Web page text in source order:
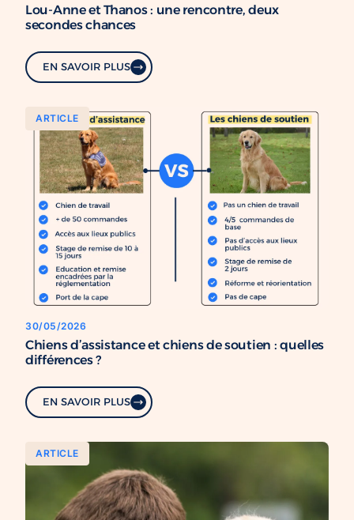
Lou-Anne et Thanos : une rencontre, deux
secondes chances
EN SAVOIR PLUS
ARTICLE
30/05/2026
Chiens d’assistance et chiens de soutien : quelles
différences ?
EN SAVOIR PLUS
ARTICLE